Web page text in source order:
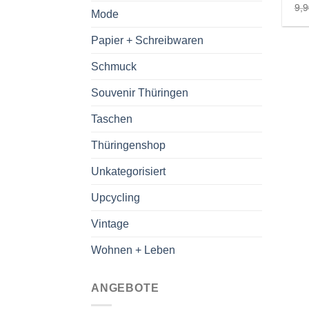
Mode
Papier + Schreibwaren
Schmuck
Souvenir Thüringen
Taschen
Thüringenshop
Unkategorisiert
Upcycling
Vintage
Wohnen + Leben
ANGEBOTE